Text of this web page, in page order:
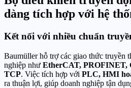
dàng tích hợp với hệ
Kết nối với nhiều chuẩn
Baumüller hỗ trợ các giao thức truyền
nghiệp như EtherCAT, PROFINET,
TCP. Việc tích hợp với PLC, HMI
ra thuận lợi, giúp doanh nghiệp tận